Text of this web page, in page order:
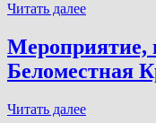
Мероприятие,
Дню
посёлка
Селезнёвский
Читать далее
Мероприятие,
Беломестная
Мероприятие,
Читать далее